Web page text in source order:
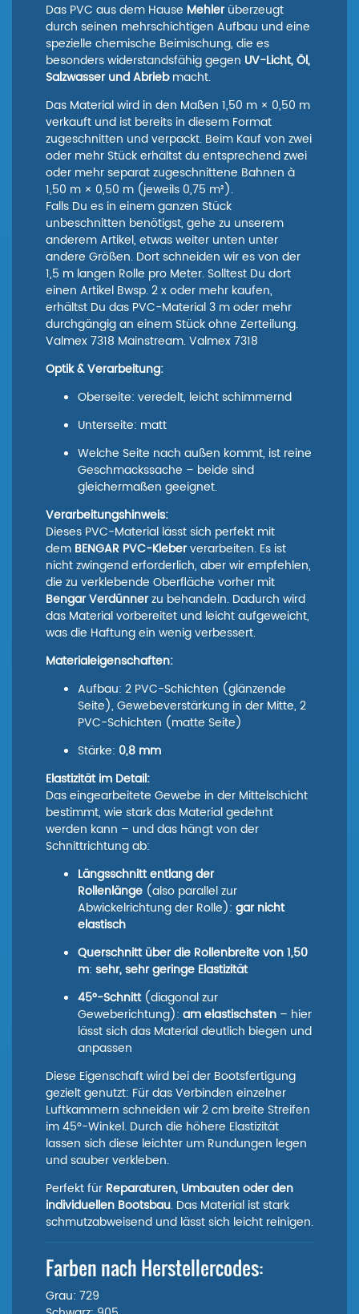
Das PVC aus dem Hause Mehlerüberzeugt
durch seinen mehrschichtigen Aufbau und eine
spezielle chemische Beimischung, die es
besonders widerstandsfähig gegen UV-Licht, Öl,
Salzwasser und Abriebmacht.
Das Material wird in den Maßen 1,50 m × 0,50 m
verkauft und ist bereits in diesem Format
zugeschnitten und verpackt. Beim Kauf von zwei
oder mehr Stück erhältst du entsprechend zwei
oder mehr separat zugeschnittene Bahnen à
1,50 m × 0,50 m (jeweils 0,75 m²).
Falls Du es in einem ganzen Stück
unbeschnitten benötigst, gehe zu unserem
anderem Artikel, etwas weiter unten unter
andere Größen. Dort schneiden wir es von der
1,5 m langen Rolle pro Meter. Solltest Du dort
einen Artikel Bwsp. 2 x oder mehr kaufen,
erhältst Du das PVC-Material 3 m oder mehr
durchgängig an einem Stück ohne Zerteilung.
Valmex 7318 Mainstream. Valmex 7318
Optik & Verarbeitung:
Oberseite: veredelt, leicht schimmernd
Unterseite: matt
Welche Seite nach außen kommt, ist reine
Geschmackssache – beide sind
gleichermaßen geeignet.
Verarbeitungshinweis:
Dieses PVC-Material lässt sich perfekt mit
dem BENGAR PVC-Kleberverarbeiten. Es ist
nicht zwingend erforderlich, aber wir empfehlen,
die zu verklebende Oberfläche vorher mit
BengarVerdünnerzu behandeln. Dadurch wird
das Material vorbereitet und leicht aufgeweicht,
was die Haftung ein wenig verbessert.
Materialeigenschaften:
Aufbau: 2 PVC-Schichten (glänzende
Seite), Gewebeverstärkung in der Mitte, 2
PVC-Schichten (matte Seite)
Stärke: 0,8 mm
Elastizität im Detail:
Das eingearbeitete Gewebe in der Mittelschicht
bestimmt, wie stark das Material gedehnt
werden kann – und das hängt von der
Schnittrichtung ab:
Längsschnitt entlang der
Rollenlänge (also parallel zur
Abwickelrichtung der Rolle): gar nicht
elastisch
Querschnitt über die Rollenbreite von 1,50
m: sehr, sehr geringe Elastizität
45°-Schnitt(diagonal zur
Geweberichtung): am elastischsten – hier
lässt sich das Material deutlich biegen und
anpassen
Diese Eigenschaft wird bei der Bootsfertigung
gezielt genutzt: Für das Verbinden einzelner
Luftkammern schneiden wir 2 cm breite Streifen
im 45°-Winkel. Durch die höhere Elastizität
lassen sich diese leichter um Rundungen legen
und sauber verkleben.
Perfekt für Reparaturen, Umbauten oder den
individuellen Bootsbau. Das Material ist stark
schmutzabweisend und lässt sich leicht reinigen.
Farben nach Herstellercodes:
Grau: 729